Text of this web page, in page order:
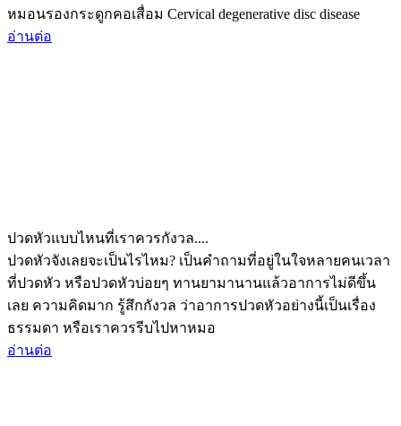
หมอนรองกระดูกคอเสื่อม Cervical degenerative disc disease
อ่านต่อ
ปวดหัวแบบไหนที่เราควรกังวล....
ปวดหัวจังเลยจะเป็นไรไหม? เป็นคำถามที่อยู่ในใจหลายคนเวลา
ที่ปวดหัว หรือปวดหัวบ่อยๆ ทานยามานานแล้วอาการไม่ดีขึ้น
เลย ความคิดมาก รู้สึกกังวล ว่าอาการปวดหัวอย่างนี้เป็นเรื่อง
ธรรมดา หรือเราควรรีบไปหาหมอ
อ่านต่อ